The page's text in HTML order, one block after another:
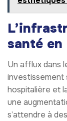
santé en
Un afflux dans
investissement
hospitalière et
une
s’attendre à